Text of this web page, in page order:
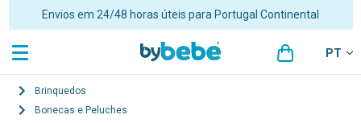
Envios em 24/48 horas úteis para Portugal Continental
PT
Brinquedos
Bonecas e Peluches